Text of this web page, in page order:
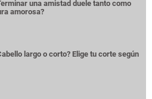
una amistad duele tanto como
amorosa?
largo o corto? Elige tu corte según